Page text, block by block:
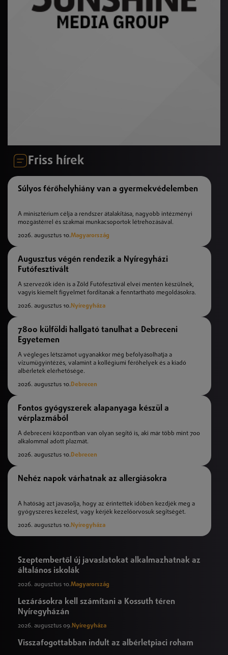
Friss hírek
Súlyos férőhelyhiány van a gyermekvédelemben
A minisztérium célja a rendszer átalakítása, nagyobb intézményi
mozgástérrel és szakmai munkacsoportok létrehozásával.
2026. augusztus 10.Magyarország
Augusztus végén rendezik a Nyíregyházi
Futófesztivált
A szervezők idén is a Zöld Futófesztivál elvei mentén készülnek,
vagyis kiemelt figyelmet fordítanak a fenntartható megoldásokra.
2026. augusztus 10. Nyíregyháza
7800 külföldi hallgató tanulhat a Debreceni
Egyetemen
A végleges létszámot ugyanakkor még befolyásolhatja a
vízumügyintézés, valamint a kollégiumi férőhelyek és a kiadó
albérletek elérhetősége.
2026. augusztus 10.Debrecen
Fontos gyógyszerek alapanyaga készül a
vérplazmából
A debreceni központban van olyan segítő is, aki már több mint 700
alkalommal adott plazmát.
2026. augusztus 10.Debrecen
Nehéz napok várhatnak az allergiásokra
A hatóság azt javasolja, hogy az érintettek időben kezdjék meg a
gyógyszeres kezelést, vagy kérjék kezelőorvosuk segítségét.
2026. augusztus 10. Nyíregyháza
Szeptembertől új javaslatokat alkalmazhatnak az
általános iskolák
2026. augusztus 10.Magyarország
Lezárásokra kell számítani a Kossuth téren
Nyíregyházán
2026. augusztus 09. Nyíregyháza
Visszafogottabban indult az albérletpiaci roham